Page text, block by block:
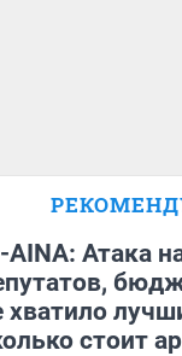
AINA: Атака
хватило
стоит